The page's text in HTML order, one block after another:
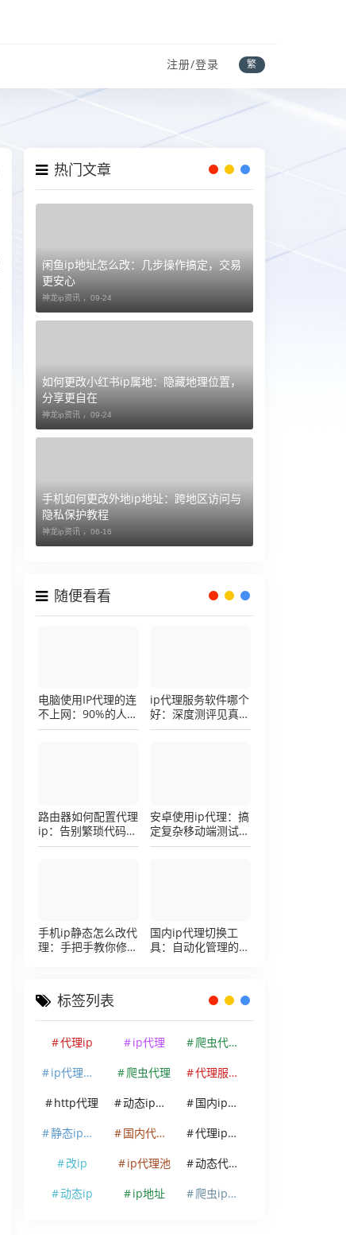
注册/登录 繁
热门文章
闲鱼ip地址怎么改：几步操作搞定，交易
更安心
神龙ip资讯 ， 09-24
如何更改小红书ip属地：隐藏地理位置，
分享更自在
神龙ip资讯 ， 09-24
手机如何更改外地ip地址：跨地区访问与
隐私保护教程
神龙ip资讯 ， 06-16
随便看看
电脑使用IP代理的连
不上网：90%的人踩
过这个坑，一招修复
ip代理服务软件哪个
好：深度测评见真
章，帮你把钱花在刀
路由器如何配置代理
ip：告别繁琐代码，
详解底层配置逻辑
安卓使用ip代理：搞
定复杂移动端测试环
境的超详细配置手册
手机ip静态怎么改代
理：手把手教你修改
国内ip代理切换工
具：自动化管理的效
标签列表
代理ip ip代理
爬虫代理ip
ip代理软件
爬虫代理
代理服务器
http代理
动态ip代理
国内ip代理
静态ip代理
国内代理ip
代理ip软件
改ip
ip代理池
动态代理ip
动态ip
ip地址 爬虫ip代理